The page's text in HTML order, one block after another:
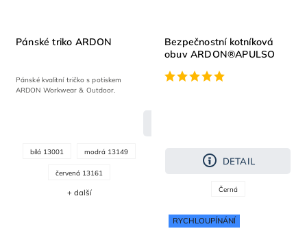
Pánské triko ARDON
Pánské kvalitní tričko s potiskem
ARDON Workwear & Outdoor.
bílá 13001 modrá 13149
červená 13161
+ další
Bezpečnostní kotníková
obuv ARDON®APULSO
DETAIL
Černá
RYCHLOUPÍNÁNÍ